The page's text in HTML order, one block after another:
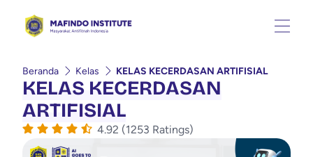
Beranda Kelas KELAS KECERDASAN ARTIFISIAL
KELAS KECERDASAN
ARTIFISIAL
4.92 (1253 Ratings)